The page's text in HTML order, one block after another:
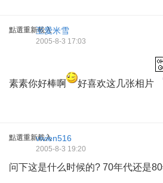
點選重新載入至愛米雪
2005-8-3 17:03
素素你好棒啊 好喜欢这几张相片
點選重新載入vivien516
2005-8-3 19:20
问下这是什么时候的? 70年代还是